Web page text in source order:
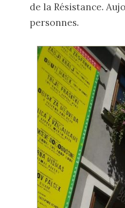
de la Résistance.
personnes.